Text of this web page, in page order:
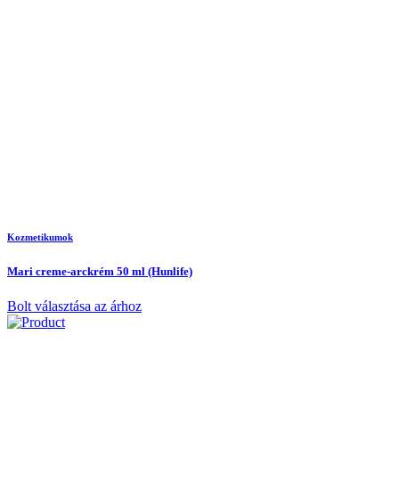
Kozmetikumok
Mari creme-arckrém 50 ml (Hunlife)
Bolt választása az árhoz